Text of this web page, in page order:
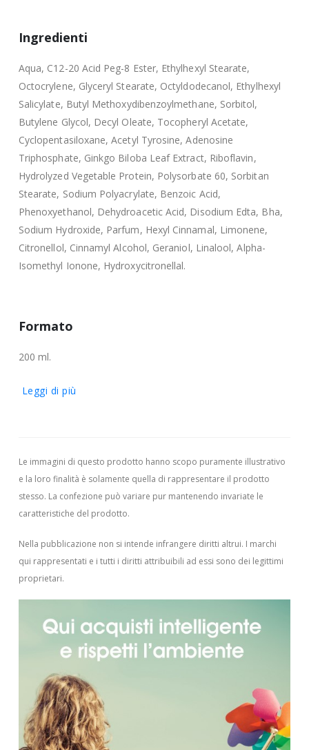
Ingredienti
Aqua, C12-20 Acid Peg-8 Ester, Ethylhexyl Stearate,
Octocrylene, Glyceryl Stearate, Octyldodecanol, Ethylhexyl
Salicylate, Butyl Methoxydibenzoylmethane, Sorbitol,
Butylene Glycol, Decyl Oleate, Tocopheryl Acetate,
Cyclopentasiloxane, Acetyl Tyrosine, Adenosine
Triphosphate, Ginkgo Biloba Leaf Extract, Riboflavin,
Hydrolyzed Vegetable Protein, Polysorbate 60, Sorbitan
Stearate, Sodium Polyacrylate, Benzoic Acid,
Phenoxyethanol, Dehydroacetic Acid, Disodium Edta, Bha,
Sodium Hydroxide, Parfum, Hexyl Cinnamal, Limonene,
Citronellol, Cinnamyl Alcohol, Geraniol, Linalool, Alpha-
Isomethyl Ionone, Hydroxycitronellal.
Formato
200 ml.
Leggi di più
Le immagini di questo prodotto hanno scopo puramente illustrativo
e la loro finalità è solamente quella di rappresentare il prodotto
stesso. La confezione può variare pur mantenendo invariate le
caratteristiche del prodotto.
Nella pubblicazione non si intende infrangere diritti altrui. I marchi
qui rappresentati e i tutti i diritti attribuibili ad essi sono dei legittimi
proprietari.